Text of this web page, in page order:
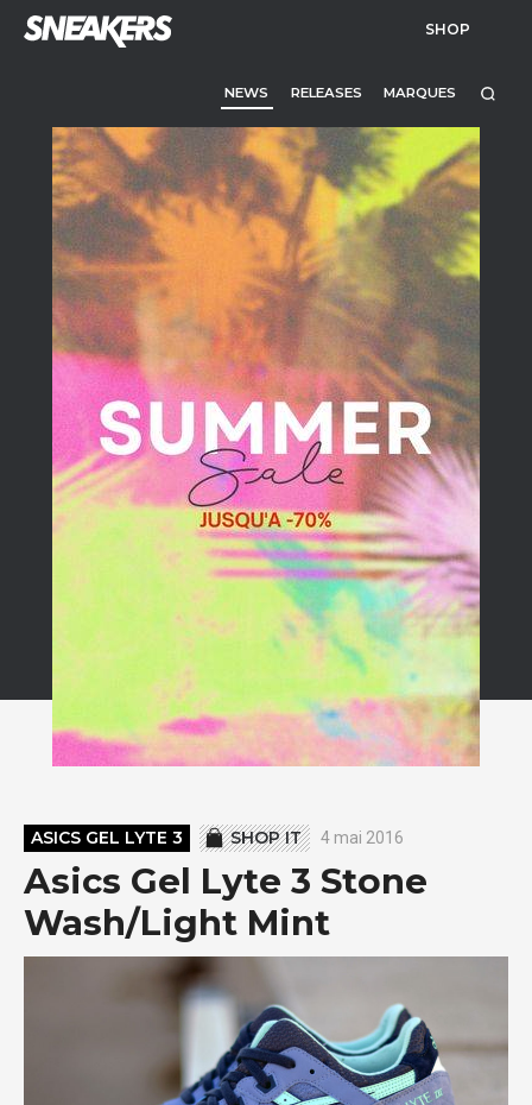
SHOP
NEWS RELEASES MARQUES
ASICS GEL LYTE 3 SHOP IT 4 mai 2016
Asics Gel Lyte 3 Stone
Wash/Light Mint